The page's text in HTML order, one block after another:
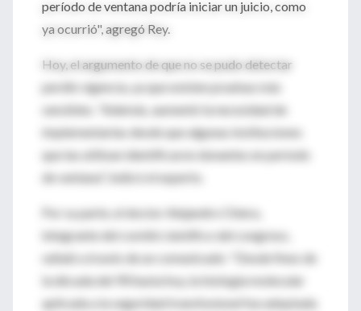
período de ventana podría iniciar un juicio, como
ya ocurrió", agregó Rey.
Hoy, el argumento de que no se pudo detectar
perdió vigencia, ya que existen pruebas más
sensibles. "Además, aumentó la necesidad de
implementarlas desde que algunas instituciones
que las utilizan identificaron donantes en período
de ventana", indicó el experto.
Por su parte, el doctor Alejandro Chiera,
integrante del comité científico del congreso,
señaló a través de un comunicado: "Desde fines de
la década del 90 hasta hoy, la biología molecular
aplicada a la seguridad transfusional fue adoptada